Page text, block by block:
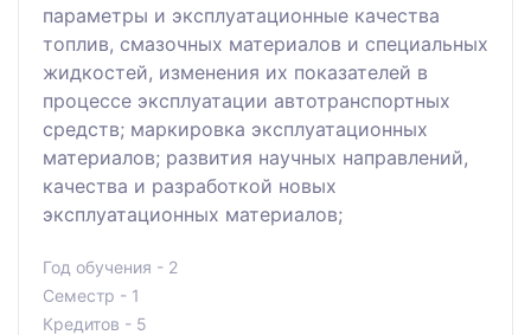
параметры и эксплуатационные качества
топлив, смазочных материалов и специальных
жидкостей, изменения их показателей в
процессе эксплуатации автотранспортных
средств; маркировка эксплуатационных
материалов; развития научных направлений,
качества и разработкой новых
эксплуатационных материалов;
Год обучения - 2
Семестр - 1
Кредитов - 5